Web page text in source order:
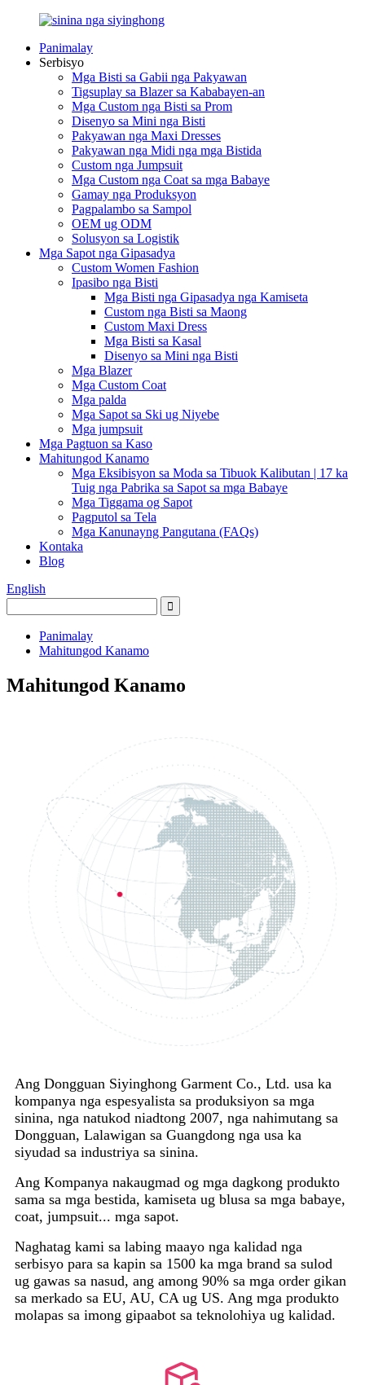
Panimalay
Serbisyo
Mga Bisti sa Gabii nga Pakyawan
Tigsuplay sa Blazer sa Kababayen-an
Mga Custom nga Bisti sa Prom
Disenyo sa Mini nga Bisti
Pakyawan nga Maxi Dresses
Pakyawan nga Midi nga mga Bistida
Custom nga Jumpsuit
Mga Custom nga Coat sa mga Babaye
Gamay nga Produksyon
Pagpalambo sa Sampol
OEM ug ODM
Solusyon sa Logistik
Mga Sapot nga Gipasadya
Custom Women Fashion
Ipasibo nga Bisti
Mga Bisti nga Gipasadya nga Kamiseta
Custom nga Bisti sa Maong
Custom Maxi Dress
Mga Bisti sa Kasal
Disenyo sa Mini nga Bisti
Mga Blazer
Mga Custom Coat
Mga palda
Mga Sapot sa Ski ug Niyebe
Mga jumpsuit
Mga Pagtuon sa Kaso
Mahitungod Kanamo
Mga Eksibisyon sa Moda sa Tibuok Kalibutan | 17 ka
Tuig nga Pabrika sa Sapot sa mga Babaye
Mga Tiggama og Sapot
Pagputol sa Tela
Mga Kanunayng Pangutana (FAQs)
Kontaka
Blog
English
Panimalay
Mahitungod Kanamo
Mahitungod Kanamo
Ang Dongguan Siyinghong Garment Co., Ltd. usa ka
kompanya nga espesyalista sa produksiyon sa mga
sinina, nga natukod niadtong 2007, nga nahimutang sa
Dongguan, Lalawigan sa Guangdong nga usa ka
siyudad sa industriya sa sinina.
Ang Kompanya nakaugmad og mga dagkong produkto
sama sa mga bestida, kamiseta ug blusa sa mga babaye,
coat, jumpsuit... mga sapot.
Naghatag kami sa labing maayo nga kalidad nga
serbisyo para sa kapin sa 1500 ka mga brand sa sulod
ug gawas sa nasud, ang among 90% sa mga order gikan
sa merkado sa EU, AU, CA ug US. Ang mga produkto
molapas sa imong gipaabot sa teknolohiya ug kalidad.